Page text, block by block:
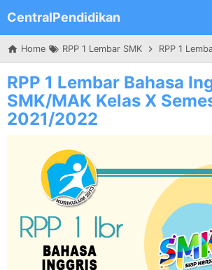
Skip to main content
CentralPendidikan
Home RPP 1 Lembar SMK RPP 1 Lembar Bahasa
RPP 1 Lembar Bahasa
SMK/MAK Kelas X
2021/2022